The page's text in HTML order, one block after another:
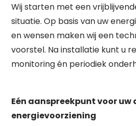
Wij starten met een
situatie. Op basis van uw
en wensen maken wij een
voorstel. Na installatie kunt u
monitoring én periodiek
Eén aanspreekpunt voor uw
energievoorziening